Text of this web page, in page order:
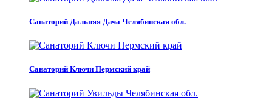
Санаторий Дальняя Дача Челябинская обл.
Санаторий Ключи Пермский край